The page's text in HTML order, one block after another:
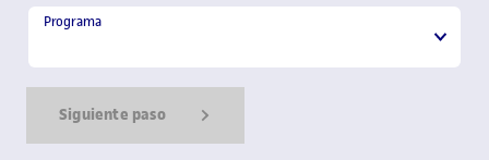
Programa
Programa
Siguiente paso